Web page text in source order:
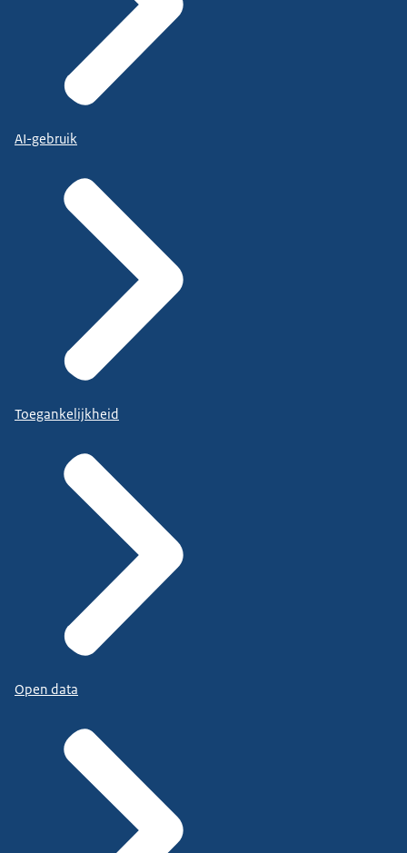
AI-gebruik
Toegankelijkheid
Open data